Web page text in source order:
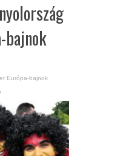
bajnok
Európa-bajnok